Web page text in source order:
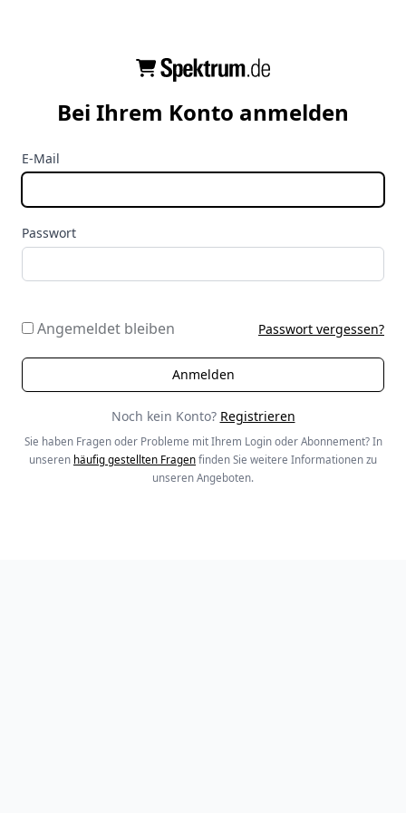
Bei Ihrem Konto anmelden
E-Mail
Passwort
Angemeldet bleiben Passwort vergessen?
Noch kein Konto? Registrieren
Sie haben Fragen oder Probleme mit Ihrem Login oder Abonnement? In
unseren häufig gestellten Fragen finden Sie weitere Informationen zu
unseren Angeboten.